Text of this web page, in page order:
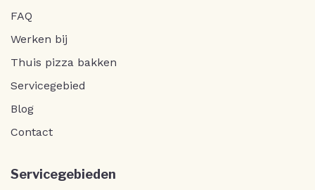
FAQ
Werken bij
Thuis pizza bakken
Servicegebied
Blog
Contact
Servicegebieden